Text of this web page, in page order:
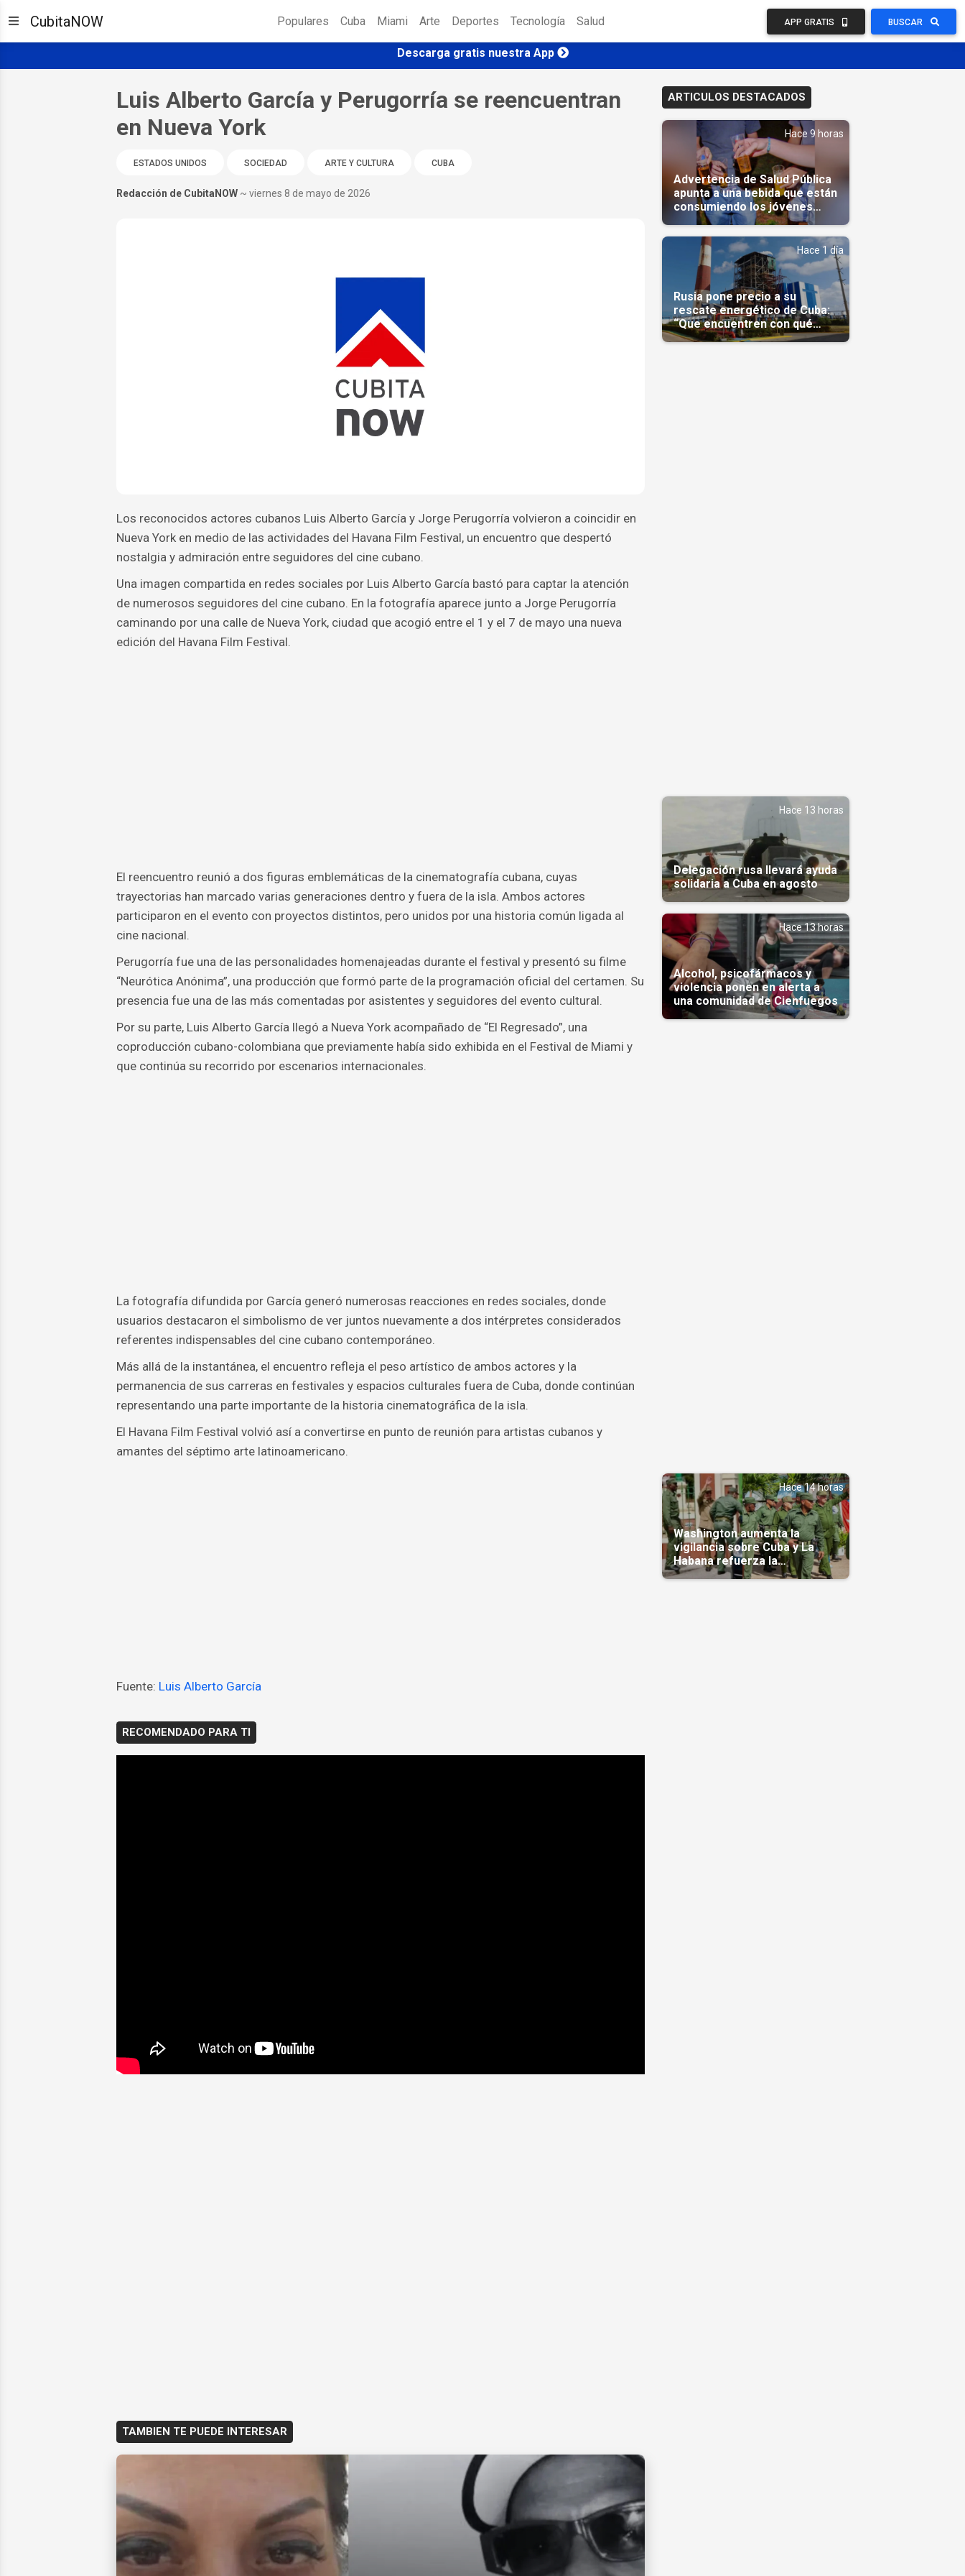
CubitaNOW Populares Cuba Miami Arte Deportes Tecnología Salud APP GRATIS BUSCAR
Descarga gratis nuestra App
Luis Alberto García y Perugorría se reencuentran
en Nueva York
ESTADOS UNIDOS SOCIEDAD ARTE Y CULTURA CUBA
Redacción de CubitaNOW ~ viernes 8 de mayo de 2026
Los reconocidos actores cubanos Luis Alberto García y Jorge Perugorría volvieron a coincidir en
Nueva York en medio de las actividades del Havana Film Festival, un encuentro que despertó
nostalgia y admiración entre seguidores del cine cubano.
Una imagen compartida en redes sociales por Luis Alberto García bastó para captar la atención
de numerosos seguidores del cine cubano. En la fotografía aparece junto a Jorge Perugorría
caminando por una calle de Nueva York, ciudad que acogió entre el 1 y el 7 de mayo una nueva
edición del Havana Film Festival.
El reencuentro reunió a dos figuras emblemáticas de la cinematografía cubana, cuyas
trayectorias han marcado varias generaciones dentro y fuera de la isla. Ambos actores
participaron en el evento con proyectos distintos, pero unidos por una historia común ligada al
cine nacional.
Perugorría fue una de las personalidades homenajeadas durante el festival y presentó su filme
“Neurótica Anónima”, una producción que formó parte de la programación oficial del certamen. Su
presencia fue una de las más comentadas por asistentes y seguidores del evento cultural.
Por su parte, Luis Alberto García llegó a Nueva York acompañado de “El Regresado”, una
coproducción cubano-colombiana que previamente había sido exhibida en el Festival de Miami y
que continúa su recorrido por escenarios internacionales.
La fotografía difundida por García generó numerosas reacciones en redes sociales, donde
usuarios destacaron el simbolismo de ver juntos nuevamente a dos intérpretes considerados
referentes indispensables del cine cubano contemporáneo.
Más allá de la instantánea, el encuentro refleja el peso artístico de ambos actores y la
permanencia de sus carreras en festivales y espacios culturales fuera de Cuba, donde continúan
representando una parte importante de la historia cinematográfica de la isla.
El Havana Film Festival volvió así a convertirse en punto de reunión para artistas cubanos y
amantes del séptimo arte latinoamericano.
Fuente: Luis Alberto García
RECOMENDADO PARA TI
TAMBIEN TE PUEDE INTERESAR
ARTICULOS DESTACADOS
Hace 9 horas
Advertencia de Salud Pública
apunta a una bebida que están
consumiendo los jóvenes
cubanos
Hace 1 día
Rusia pone precio a su
rescate energético de Cuba:
“Que encuentren con qué
pagarnos”
Hace 13 horas
Delegación rusa llevará ayuda
solidaria a Cuba en agosto
Hace 13 horas
Alcohol, psicofármacos y
violencia ponen en alerta a
una comunidad de Cienfuegos
Hace 14 horas
Washington aumenta la
vigilancia sobre Cuba y La
Habana refuerza la
protección de Raúl Castro y